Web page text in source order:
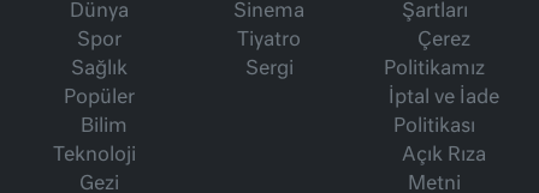
Dünya
Spor
Sağlık
Popüler
Bilim
Teknoloji
Gezi
Sinema
Tiyatro
Sergi
Şartları
Çerez
Politikamız
İptal ve İade
Politikası
Açık Rıza
Metni